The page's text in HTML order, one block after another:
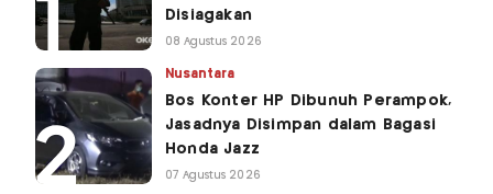
Disiagakan
08 Agustus 2026
Nusantara
Bos Konter HP Dibunuh Perampok,
Jasadnya Disimpan dalam Bagasi
Honda Jazz
07 Agustus 2026